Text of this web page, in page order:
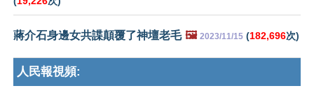
蔣介石身邊女共諜顛覆了神壇老毛 🖼️ 2023/11/15 (182,696次)
人民報視頻: